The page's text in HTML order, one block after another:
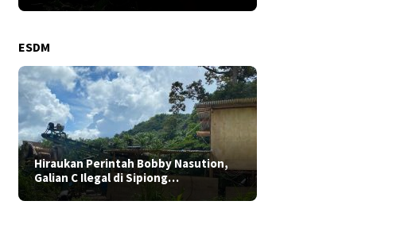
ESDM
Hiraukan Perintah Bobby Nasution,
Galian C Ilegal di Sipiong…